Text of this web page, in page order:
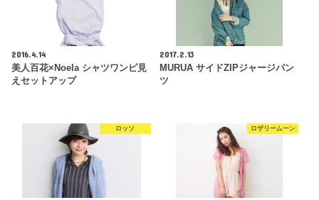
2016.4.14
美人百花×Noela シャツワンピ見
えセットアップ
2017.2.13
MURUA サイドZIPジャージパン
ツ
ロッソ ロザリームーン